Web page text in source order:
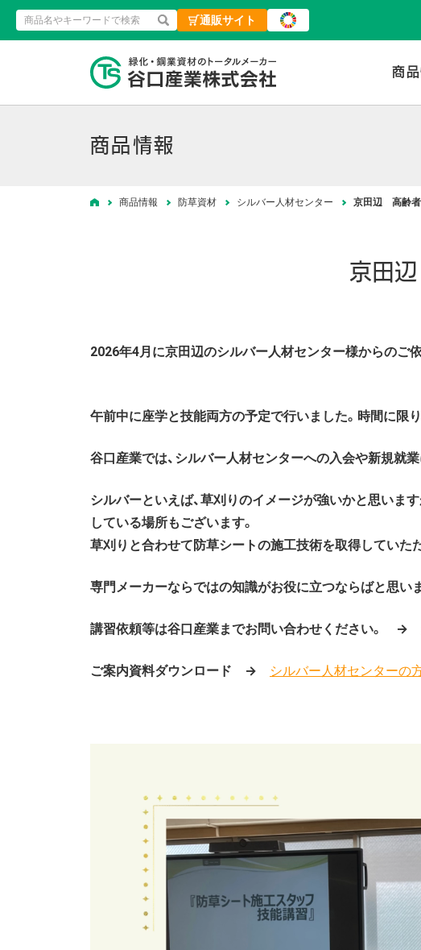
検索 通販サイト
緑化・鋼業資材のトー
商
商品情報
ホーム商品情報 防草資材 シルバー人材センター 京田辺 高齢者
京田
2026年4月に京田辺のシルバー人材センター様からのご
午前中に座学と技能両方の予定で行いました。時間に限
谷口産業では、シルバー人材センターへの入会や新規就
シルバーといえば、草刈りのイメージが強いかと思いま
している場所もございます。
草刈りと合わせて防草シートの施工技術を取得していた
専門メーカーならではの知識がお役に立つならばと思いま
講習依頼等は谷口産業までお問い合わせください。 →
ご案内資料ダウンロード → シルバー人材センターの